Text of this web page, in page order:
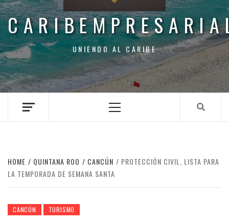
UNIENDO AL CARIBE
Menu
HOME QUINTANA ROO CANCÚN
PROTECCIÓN CIVIL, LISTA PARA
LA TEMPORADA DE SEMANA SANTA
CANCÚN TURISMO